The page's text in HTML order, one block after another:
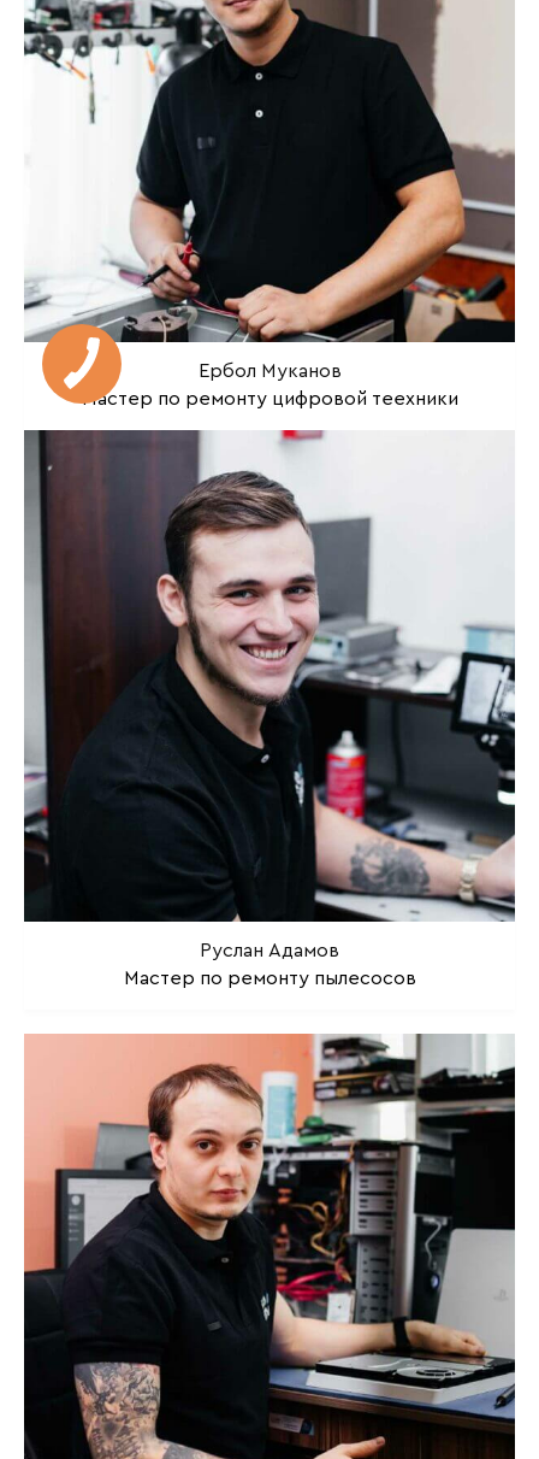
Ербол Муканов
Мастер по ремонту цифровой теехники
Руслан Адамов
Мастер по ремонту пылесосов